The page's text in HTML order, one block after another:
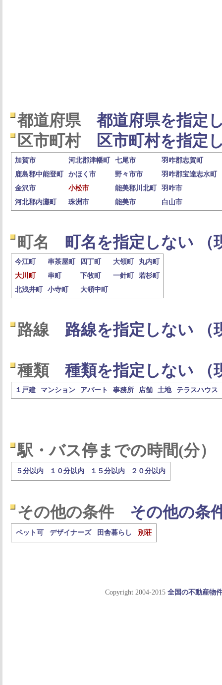
都道府県
都道府県を指定
区市町村
区市町村を指定
加賀市 河北郡津幡町 七尾市
羽咋郡志賀町
鹿島郡中能登町
かほく市 野々市市
羽咋郡宝達志水町
金沢市
小松市 能美郡川北町
羽咋市
河北郡内灘町
珠洲市 能美市 白山市
町名 町名を指定しない （
今江町 串茶屋町 四丁町 大領町
丸内町
大川町
串町 下牧町 一針町
若杉町
北浅井町
小寺町 大領中町
路線 路線を指定しない （
種類 種類を指定しない （
１戸建 マンション アパート 事務所 店舗 土地 テラスハウス
駅・バス停までの時間(分）
５分以内 １０分以内 １５分以内 ２０分以内
その他の条件 その他の条
ペット可 デザイナーズ 田舎暮らし 別荘
Copyright 2004-2015 全国の不動産物